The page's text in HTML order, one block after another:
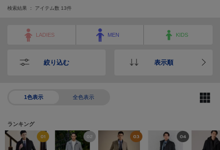
検索結果 ： アイテム数 13件
LADIES MEN KIDS
絞り込む 表示順
1色表示 全色表示
ランキング